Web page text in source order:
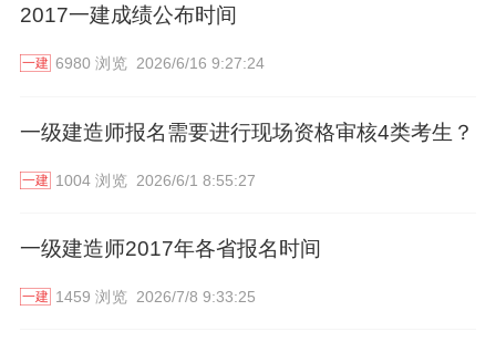
2017一建成绩公布时间
一建 6980 浏览 2026/6/16 9:27:24
一级建造师报名需要进行现场资格审核4类考生？
一建 1004 浏览 2026/6/1 8:55:27
一级建造师2017年各省报名时间
一建 1459 浏览 2026/7/8 9:33:25